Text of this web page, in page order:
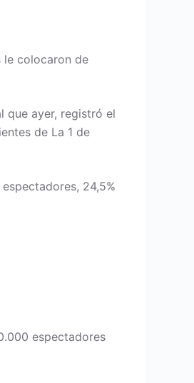
le colocaron de
que ayer, registró el
de La 1 de
24,5%
espectadores